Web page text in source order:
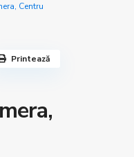
Centru
Printează